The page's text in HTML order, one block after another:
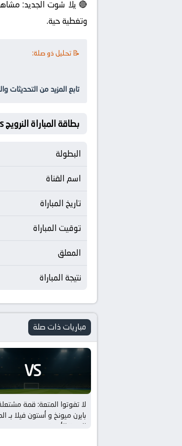
🔴 يلا شوت الجديد:
وتغطية حية.
📝 تحليل ذو صلة:
تابع المزيد من التحديثات
بطاقة المباراة النرويج Vs السويد
البطولة
اسم القناة
تاريخ المباراة
توقيت المباراة
المعلق
نتيجة المباراة
مباريات ذات صلة
VS
لا تفوتوا المتعة: قمة
بايرن ميونخ و أستون فيلا بـ
الودية للأندية